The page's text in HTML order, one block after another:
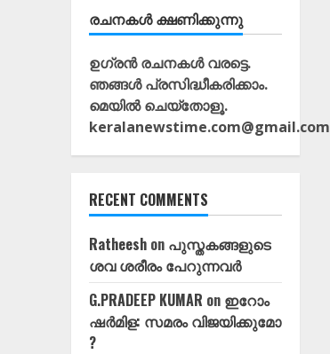
രചനകൾ ക്ഷണിക്കുന്നു
ഉഗ്രൻ രചനകൾ വരട്ടെ.
ഞങ്ങൾ പ്രസിദ്ധീകരിക്കാം.
മെയിൽ ചെയ്തോളൂ.
keralanewstime.com@gmail.com
RECENT COMMENTS
Ratheesh on പുസ്തകങ്ങളുടെ
ശവ ശരീരം പേറുന്നവർ
G.PRADEEP KUMAR on ഇറോം
ഷർമിള: സമരം വിജയിക്കുമോ
?